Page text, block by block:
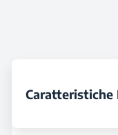
Caratteristiche